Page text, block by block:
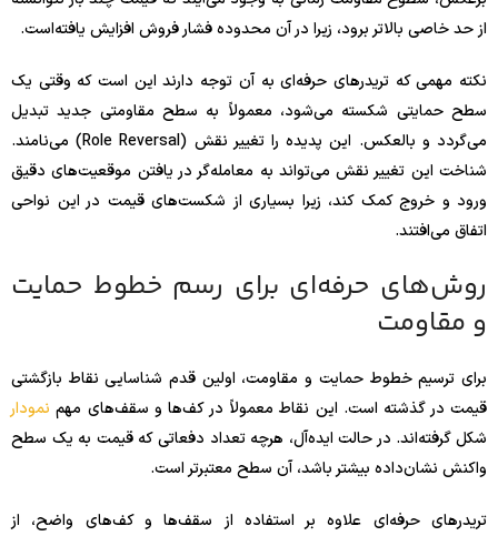
از حد خاصی بالاتر برود، زیرا در آن محدوده فشار فروش افزایش یافته‌است.
نکته مهمی که تریدرهای حرفه‌ای به آن توجه دارند این است که وقتی یک
سطح حمایتی شکسته می‌شود، معمولاً به سطح مقاومتی جدید تبدیل
می‌گردد و بالعکس. این پدیده را تغییر نقش (Role Reversal) می‌نامند.
شناخت این تغییر نقش می‌تواند به معامله‌گر در یافتن موقعیت‌های دقیق
ورود و خروج کمک کند، زیرا بسیاری از شکست‌های قیمت در این نواحی
اتفاق می‌افتند.
روش‌های حرفه‌ای برای رسم خطوط حمایت
و مقاومت
برای ترسیم خطوط حمایت و مقاومت، اولین قدم شناسایی نقاط بازگشتی
قیمت در گذشته است. این نقاط معمولاً در کف‌ها و سقف‌های مهم نمودار
شکل گرفته‌اند. در حالت ایده‌آل، هرچه تعداد دفعاتی که قیمت به یک سطح
واکنش نشان‌داده بیشتر باشد، آن سطح معتبرتر است.
تریدرهای حرفه‌ای علاوه بر استفاده از سقف‌ها و کف‌های واضح، از